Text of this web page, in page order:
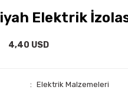
Elektrik
4,40 USD
Elektrik Malzemeleri